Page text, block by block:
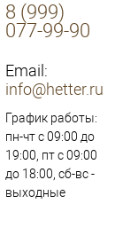
8 (999)
077-99-90
Email:
info@hetter.ru
График работы:
пн-чт с 09:00 до
19:00, пт с 09:00
до 18:00, сб-вс -
выходные